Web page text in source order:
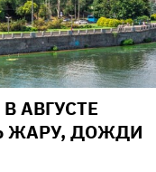
АВГУСТЕ
ЖАРУ, ДОЖДИ